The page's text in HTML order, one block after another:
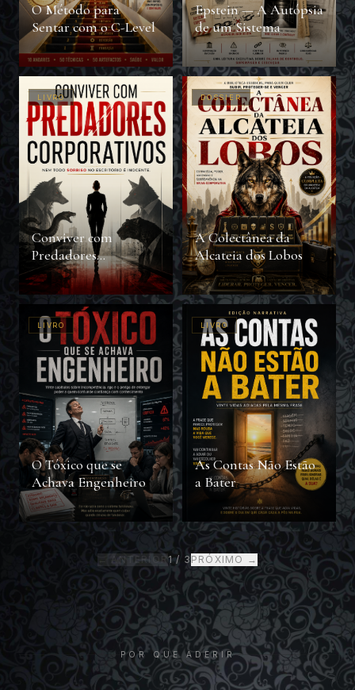
O Método para
Sentar com o C-Level
Epstein — A Autópsia
de um Sistema
LIVRO
Conviver com
Predadores
Corporativos
DOSSIER
A Colectânea da
Alcateia dos Lobos
LIVRO
O Tóxico que se
Achava Engenheiro
LIVRO
As Contas Não Estão
a Bater
← ANTERIOR1/ 3 PRÓXIMO →
POR QUE ADERIR